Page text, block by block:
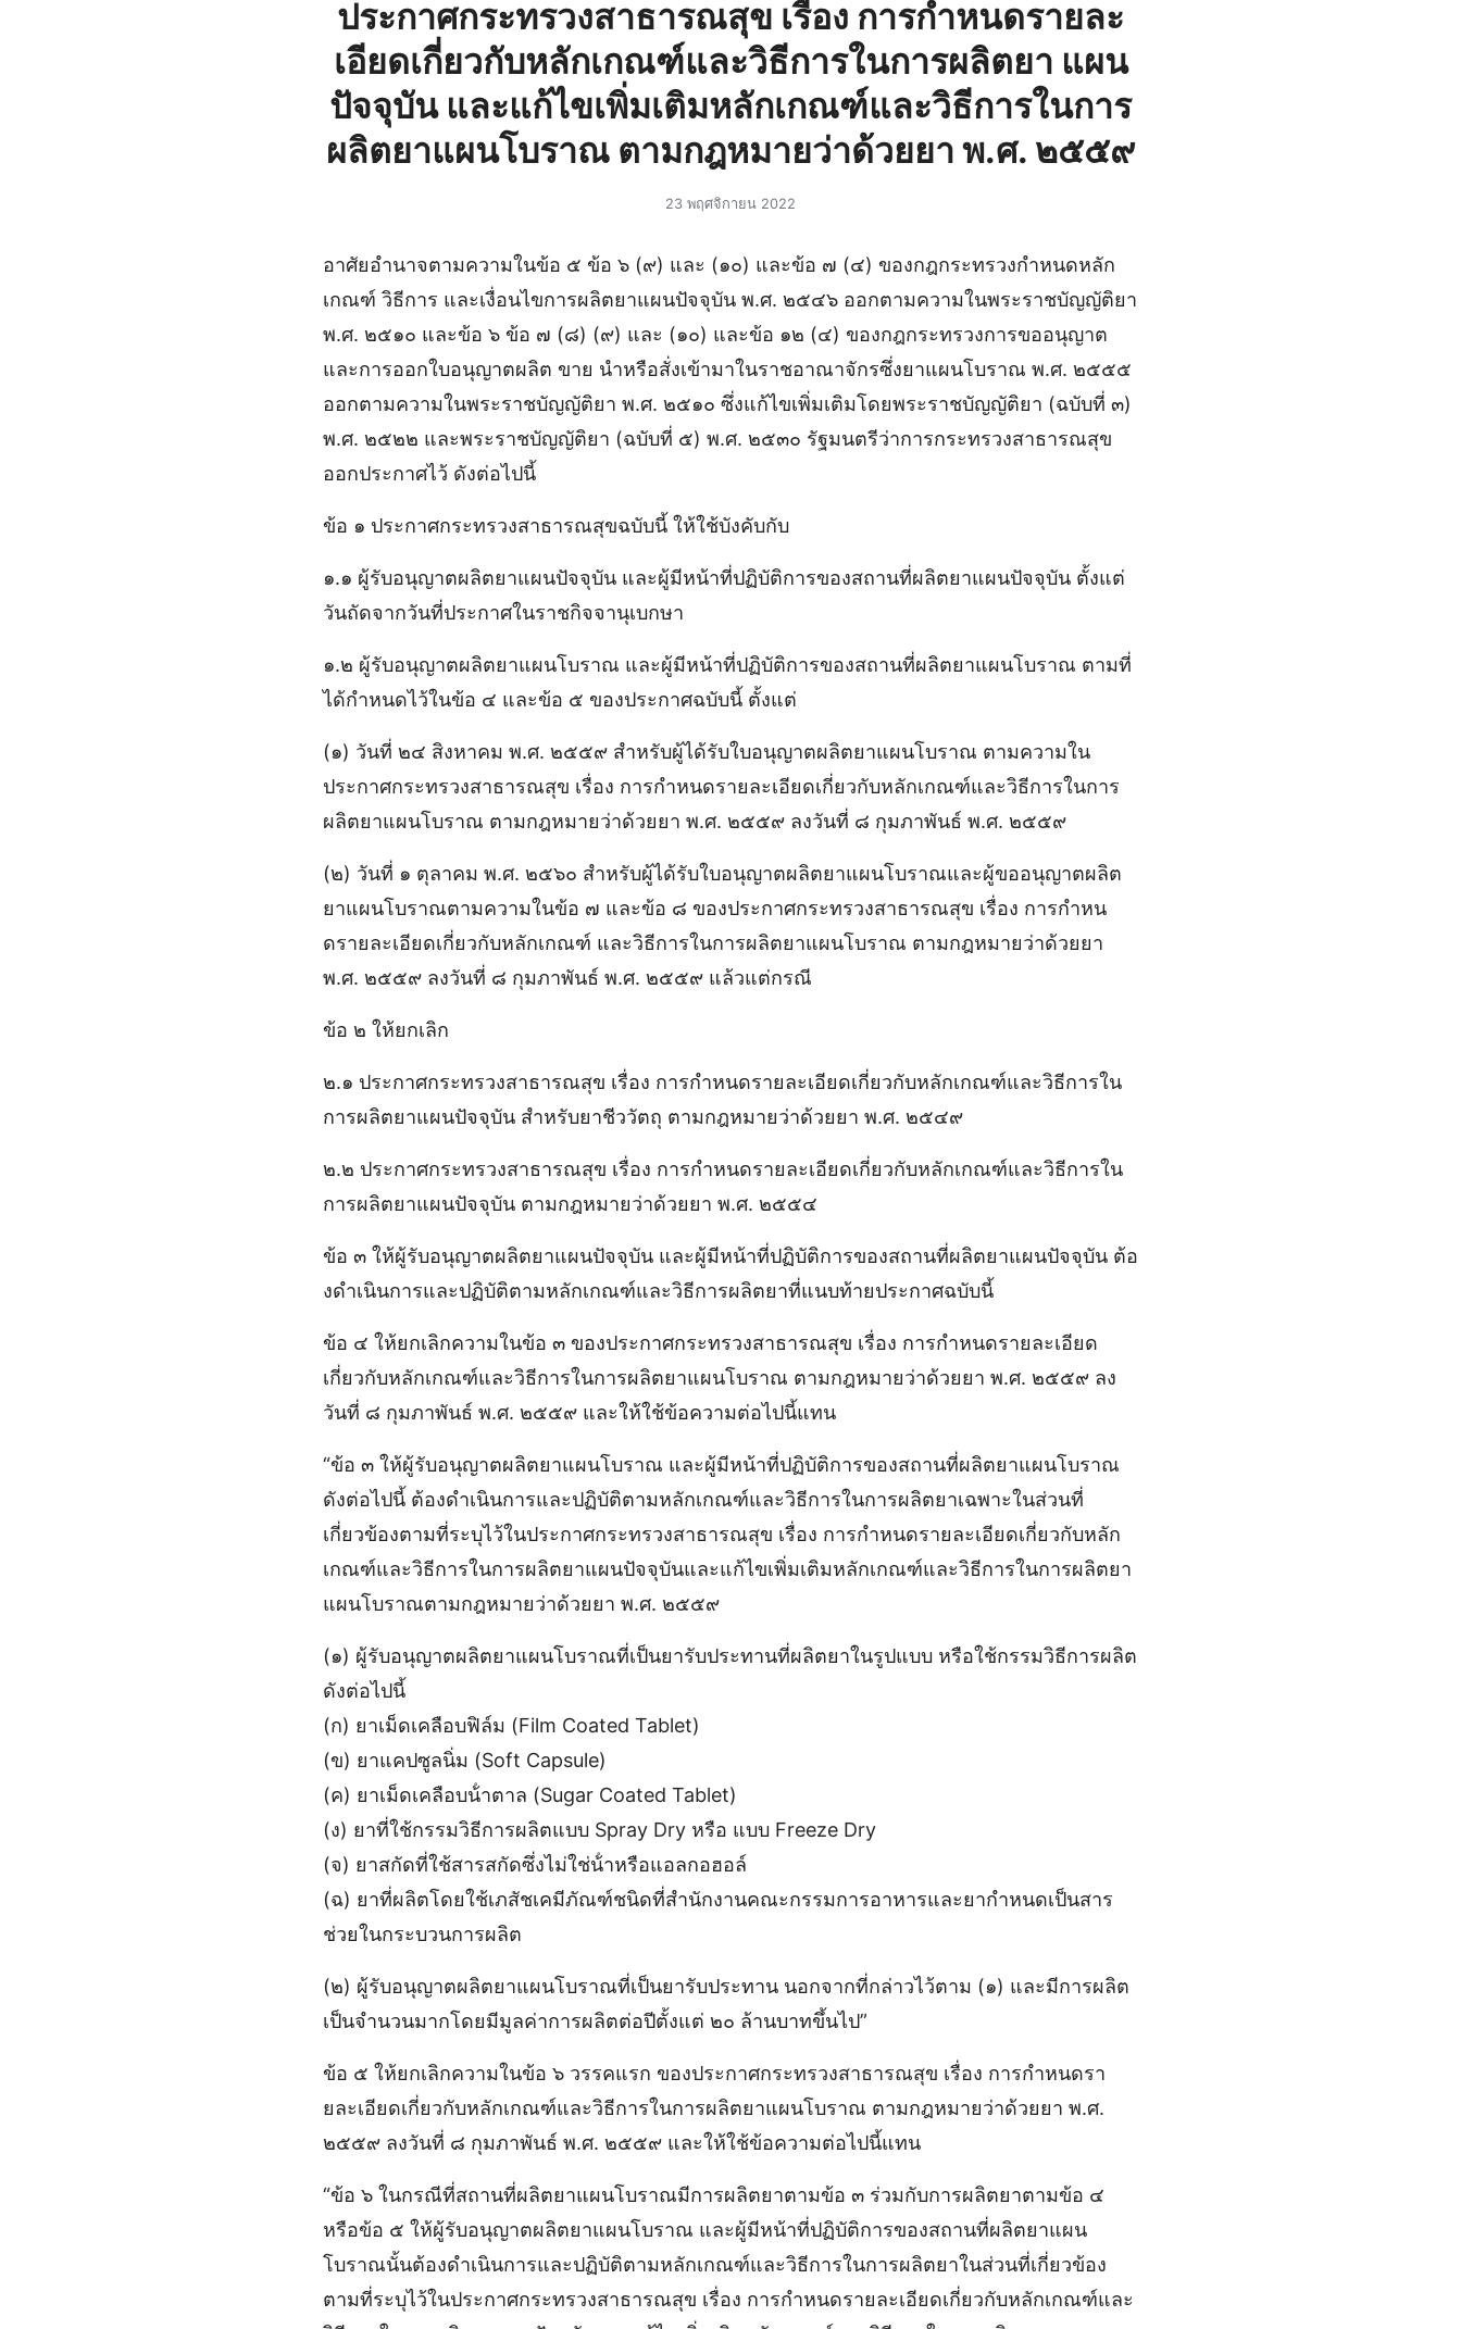
ประกาศกระทรวงสาธารณสุข เรื่อง การกําหนดรายละ
เอียดเกี่ยวกับหลักเกณฑ์และวิธีการในการผลิตยา แผน
ปัจจุบัน และแก้ไขเพิ่มเติมหลักเกณฑ์และวิธีการในการ
ผลิตยาแผนโบราณ ตามกฎหมายว่าด้วยยา พ.ศ. ๒๕๕๙
23 พฤศจิกายน 2022
อาศัยอํานาจตามความในข้อ ๕ ข้อ ๖ (๙) และ (๑๐) และข้อ ๗ (๔) ของกฎกระทรวงกําหนดหลัก
เกณฑ์ วิธีการ และเงื่อนไขการผลิตยาแผนปัจจุบัน พ.ศ. ๒๕๔๖ ออกตามความในพระราชบัญญัติยา
พ.ศ. ๒๕๑๐ และข้อ ๖ ข้อ ๗ (๘) (๙) และ (๑๐) และข้อ ๑๒ (๔) ของกฎกระทรวงการขออนุญาต
และการออกใบอนุญาตผลิต ขาย นําหรือสั่งเข้ามาในราชอาณาจักรซึ่งยาแผนโบราณ พ.ศ. ๒๕๕๕
ออกตามความในพระราชบัญญัติยา พ.ศ. ๒๕๑๐ ซึ่งแก้ไขเพิ่มเติมโดยพระราชบัญญัติยา (ฉบับที่ ๓)
พ.ศ. ๒๕๒๒ และพระราชบัญญัติยา (ฉบับที่ ๕) พ.ศ. ๒๕๓๐ รัฐมนตรีว่าการกระทรวงสาธารณสุข
ออกประกาศไว้ ดังต่อไปนี้
ข้อ ๑ ประกาศกระทรวงสาธารณสุขฉบับนี้ ให้ใช้บังคับกับ
๑.๑ ผู้รับอนุญาตผลิตยาแผนปัจจุบัน และผู้มีหน้าที่ปฏิบัติการของสถานที่ผลิตยาแผนปัจจุบัน ตั้งแต่
วันถัดจากวันที่ประกาศในราชกิจจานุเบกษา
๑.๒ ผู้รับอนุญาตผลิตยาแผนโบราณ และผู้มีหน้าที่ปฏิบัติการของสถานที่ผลิตยาแผนโบราณ ตามที่
ได้กําหนดไว้ในข้อ ๔ และข้อ ๕ ของประกาศฉบับนี้ ตั้งแต่
(๑) วันที่ ๒๔ สิงหาคม พ.ศ. ๒๕๕๙ สําหรับผู้ได้รับใบอนุญาตผลิตยาแผนโบราณ ตามความใน
ประกาศกระทรวงสาธารณสุข เรื่อง การกําหนดรายละเอียดเกี่ยวกับหลักเกณฑ์และวิธีการในการ
ผลิตยาแผนโบราณ ตามกฎหมายว่าด้วยยา พ.ศ. ๒๕๕๙ ลงวันที่ ๘ กุมภาพันธ์ พ.ศ. ๒๕๕๙
(๒) วันที่ ๑ ตุลาคม พ.ศ. ๒๕๖๐ สําหรับผู้ได้รับใบอนุญาตผลิตยาแผนโบราณและผู้ขออนุญาตผลิต
ยาแผนโบราณตามความในข้อ ๗ และข้อ ๘ ของประกาศกระทรวงสาธารณสุข เรื่อง การกําหน
ดรายละเอียดเกี่ยวกับหลักเกณฑ์ และวิธีการในการผลิตยาแผนโบราณ ตามกฎหมายว่าด้วยยา
พ.ศ. ๒๕๕๙ ลงวันที่ ๘ กุมภาพันธ์ พ.ศ. ๒๕๕๙ แล้วแต่กรณี
ข้อ ๒ ให้ยกเลิก
๒.๑ ประกาศกระทรวงสาธารณสุข เรื่อง การกําหนดรายละเอียดเกี่ยวกับหลักเกณฑ์และวิธีการใน
การผลิตยาแผนปัจจุบัน สําหรับยาชีววัตถุ ตามกฎหมายว่าด้วยยา พ.ศ. ๒๕๔๙
๒.๒ ประกาศกระทรวงสาธารณสุข เรื่อง การกําหนดรายละเอียดเกี่ยวกับหลักเกณฑ์และวิธีการใน
การผลิตยาแผนปัจจุบัน ตามกฎหมายว่าด้วยยา พ.ศ. ๒๕๕๔
ข้อ ๓ ให้ผู้รับอนุญาตผลิตยาแผนปัจจุบัน และผู้มีหน้าที่ปฏิบัติการของสถานที่ผลิตยาแผนปัจจุบัน ต้อ
งดําเนินการและปฏิบัติตามหลักเกณฑ์และวิธีการผลิตยาที่แนบท้ายประกาศฉบับนี้
ข้อ ๔ ให้ยกเลิกความในข้อ ๓ ของประกาศกระทรวงสาธารณสุข เรื่อง การกําหนดรายละเอียด
เกี่ยวกับหลักเกณฑ์และวิธีการในการผลิตยาแผนโบราณ ตามกฎหมายว่าด้วยยา พ.ศ. ๒๕๕๙ ลง
วันที่ ๘ กุมภาพันธ์ พ.ศ. ๒๕๕๙ และให้ใช้ข้อความต่อไปนี้แทน
“ข้อ ๓ ให้ผู้รับอนุญาตผลิตยาแผนโบราณ และผู้มีหน้าที่ปฏิบัติการของสถานที่ผลิตยาแผนโบราณ
ดังต่อไปนี้ ต้องดําเนินการและปฏิบัติตามหลักเกณฑ์และวิธีการในการผลิตยาเฉพาะในส่วนที่
เกี่ยวข้องตามที่ระบุไว้ในประกาศกระทรวงสาธารณสุข เรื่อง การกําหนดรายละเอียดเกี่ยวกับหลัก
เกณฑ์และวิธีการในการผลิตยาแผนปัจจุบันและแก้ไขเพิ่มเติมหลักเกณฑ์และวิธีการในการผลิตยา
แผนโบราณตามกฎหมายว่าด้วยยา พ.ศ. ๒๕๕๙
(๑) ผู้รับอนุญาตผลิตยาแผนโบราณที่เป็นยารับประทานที่ผลิตยาในรูปแบบ หรือใช้กรรมวิธีการผลิต
ดังต่อไปนี้
(ก) ยาเม็ดเคลือบฟิล์ม (Film Coated Tablet)
(ข) ยาแคปซูลนิ่ม (Soft Capsule)
(ค) ยาเม็ดเคลือบน้ําตาล (Sugar Coated Tablet)
(ง) ยาที่ใช้กรรมวิธีการผลิตแบบ Spray Dry หรือ แบบ Freeze Dry
(จ) ยาสกัดที่ใช้สารสกัดซึ่งไม่ใช่น้ําหรือแอลกอฮอล์
(ฉ) ยาที่ผลิตโดยใช้เภสัชเคมีภัณฑ์ชนิดที่สํานักงานคณะกรรมการอาหารและยากําหนดเป็นสาร
ช่วยในกระบวนการผลิต
(๒) ผู้รับอนุญาตผลิตยาแผนโบราณที่เป็นยารับประทาน นอกจากที่กล่าวไว้ตาม (๑) และมีการผลิต
เป็นจํานวนมากโดยมีมูลค่าการผลิตต่อปีตั้งแต่ ๒๐ ล้านบาทขึ้นไป”
ข้อ ๕ ให้ยกเลิกความในข้อ ๖ วรรคแรก ของประกาศกระทรวงสาธารณสุข เรื่อง การกําหนดรา
ยละเอียดเกี่ยวกับหลักเกณฑ์และวิธีการในการผลิตยาแผนโบราณ ตามกฎหมายว่าด้วยยา พ.ศ.
๒๕๕๙ ลงวันที่ ๘ กุมภาพันธ์ พ.ศ. ๒๕๕๙ และให้ใช้ข้อความต่อไปนี้แทน
“ข้อ ๖ ในกรณีที่สถานที่ผลิตยาแผนโบราณมีการผลิตยาตามข้อ ๓ ร่วมกับการผลิตยาตามข้อ ๔
หรือข้อ ๕ ให้ผู้รับอนุญาตผลิตยาแผนโบราณ และผู้มีหน้าที่ปฏิบัติการของสถานที่ผลิตยาแผน
โบราณนั้นต้องดําเนินการและปฏิบัติตามหลักเกณฑ์และวิธีการในการผลิตยาในส่วนที่เกี่ยวข้อง
ตามที่ระบุไว้ในประกาศกระทรวงสาธารณสุข เรื่อง การกําหนดรายละเอียดเกี่ยวกับหลักเกณฑ์และ